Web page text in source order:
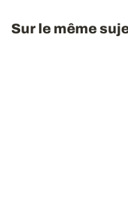
Sur le même